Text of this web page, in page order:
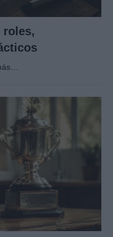
roles,